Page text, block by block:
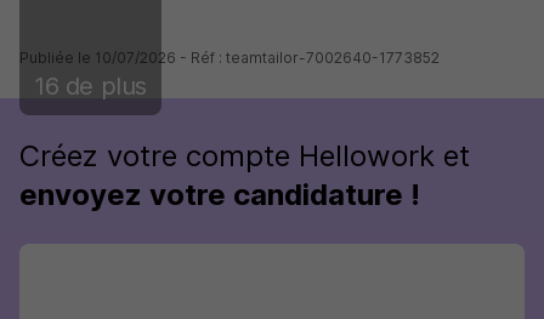
16 de plus
Publiée le 10/07/2026 - Réf : teamtailor-7002640-1773852
Créez votre compte Hellowork et
envoyez votre candidature !